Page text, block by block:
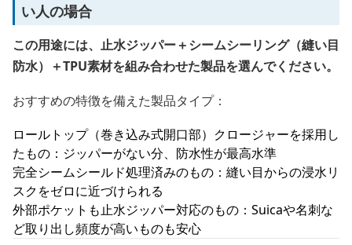
い人の場合
この用途には、止水ジッパー＋シームシーリング（縫い目
防水）＋TPU素材を組み合わせた製品を選んでください。
おすすめの特徴を備えた製品タイプ：
ロールトップ（巻き込み式開口部）クロージャーを採用し
たもの：ジッパーがない分、防水性が最高水準
完全シームシールド処理済みのもの：縫い目からの浸水リ
スクをゼロに近づけられる
外部ポケットも止水ジッパー対応のもの：Suicaや名刺な
ど取り出し頻度が高いものも安心